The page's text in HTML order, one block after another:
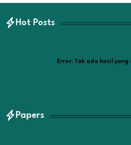
Hot Posts
Error:Tak ada hasil yang
Papers